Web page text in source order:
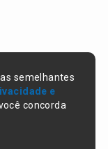
semelhantes
e
concorda